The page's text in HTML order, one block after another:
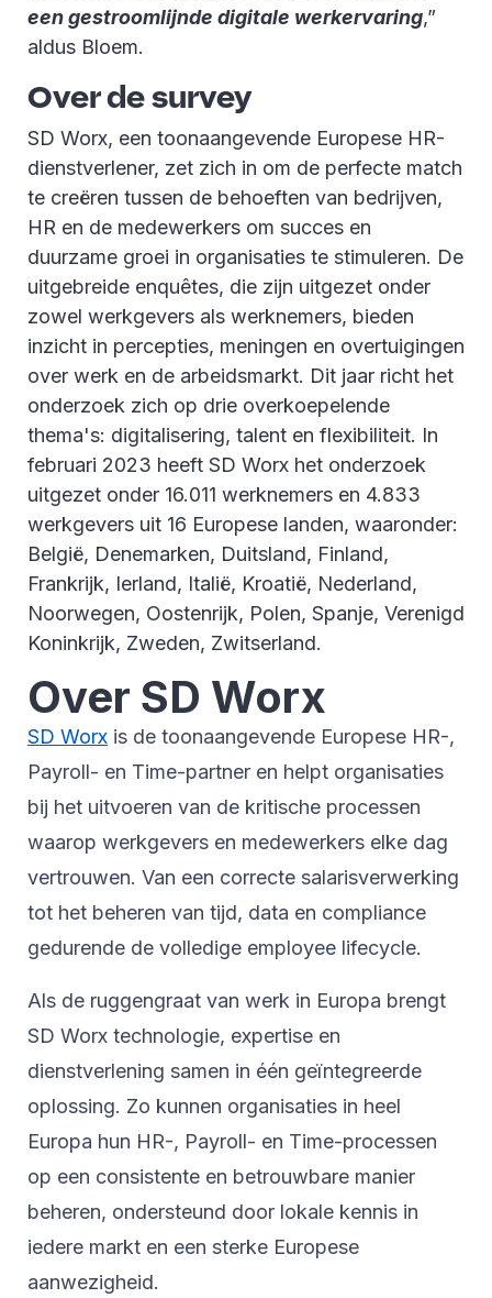
een gestroomlijnde digitale werkervaring,”
aldus Bloem.
Over de survey
SD Worx, een toonaangevende Europese HR-
dienstverlener, zet zich in om de perfecte match
te creëren tussen de behoeften van bedrijven,
HR en de medewerkers om succes en
duurzame groei in organisaties te stimuleren. De
uitgebreide enquêtes, die zijn uitgezet onder
zowel werkgevers als werknemers, bieden
inzicht in percepties, meningen en overtuigingen
over werk en de arbeidsmarkt. Dit jaar richt het
onderzoek zich op drie overkoepelende
thema's: digitalisering, talent en flexibiliteit. In
februari 2023 heeft SD Worx het onderzoek
uitgezet onder 16.011 werknemers en 4.833
werkgevers uit 16 Europese landen, waaronder:
België, Denemarken, Duitsland, Finland,
Frankrijk, Ierland, Italië, Kroatië, Nederland,
Noorwegen, Oostenrijk, Polen, Spanje, Verenigd
Koninkrijk, Zweden, Zwitserland.
Over SD Worx
SD Worx is de toonaangevende Europese HR-,
Payroll- en Time-partner en helpt organisaties
bij het uitvoeren van de kritische processen
waarop werkgevers en medewerkers elke dag
vertrouwen. Van een correcte salarisverwerking
tot het beheren van tijd, data en compliance
gedurende de volledige employee lifecycle.
Als de ruggengraat van werk in Europa brengt
SD Worx technologie, expertise en
dienstverlening samen in één geïntegreerde
oplossing. Zo kunnen organisaties in heel
Europa hun HR-, Payroll- en Time-processen
op een consistente en betrouwbare manier
beheren, ondersteund door lokale kennis in
iedere markt en een sterke Europese
aanwezigheid.